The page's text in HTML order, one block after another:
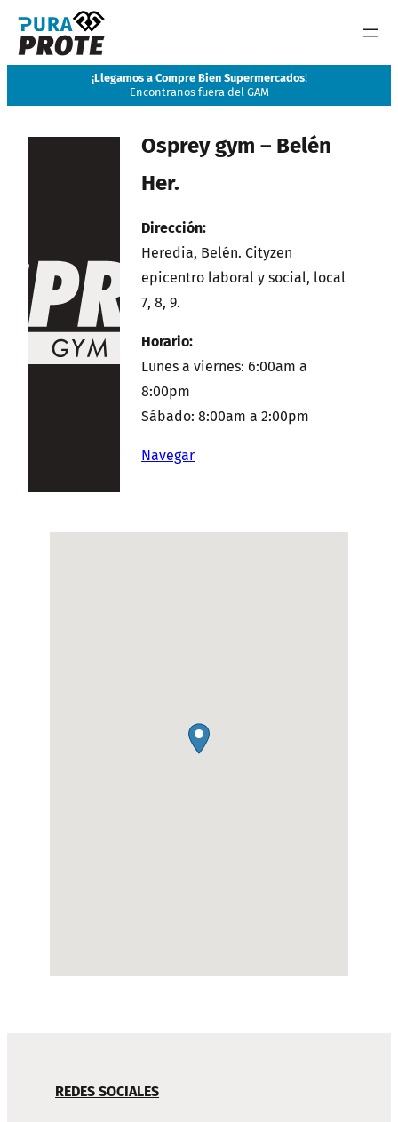
¡Llegamos a Compre Bien Supermercados!
Encontranos fuera del GAM
Osprey gym – Belén
Her.
Dirección:
Heredia, Belén. Cityzen
epicentro laboral y social, local
7, 8, 9.
Horario:
Lunes a viernes: 6:00am a
8:00pm
Sábado: 8:00am a 2:00pm
Navegar
DE
REDES SOCIALES